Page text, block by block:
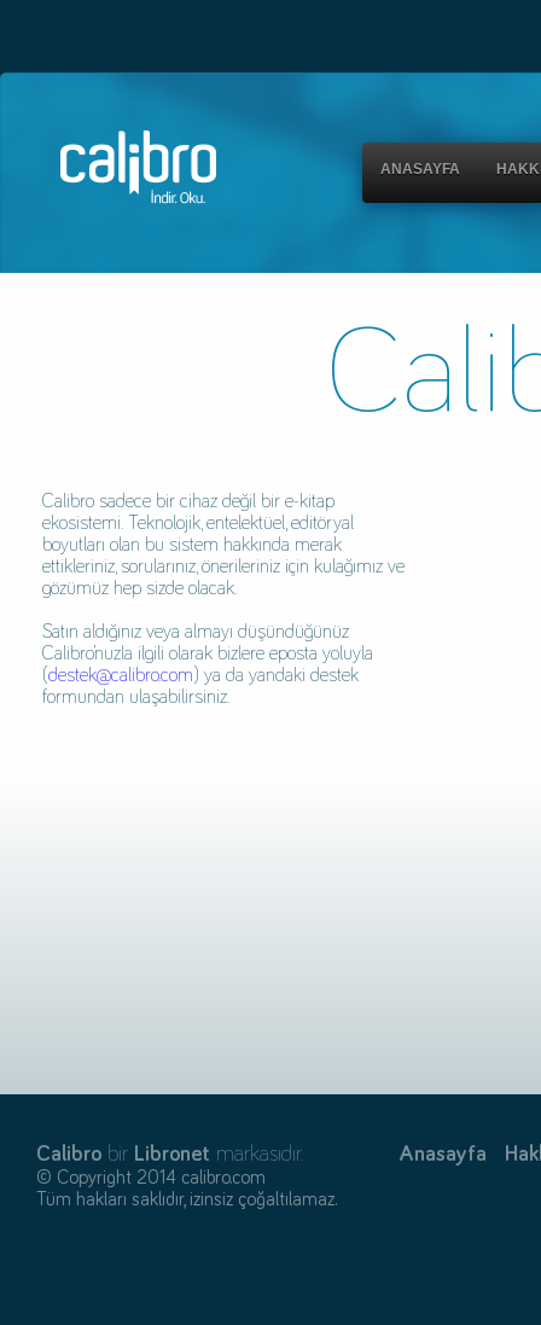
ANASAYFA
Calibro sadece bir cihaz değil bir e-kitap
ekosistemi. Teknolojik, entelektüel, editöryal
boyutları olan bu sistem hakkında merak
ettikleriniz, sorularınız, önerileriniz için kulağımız ve
gözümüz hep sizde olacak.
Satın aldığınız veya almayı düşündüğünüz
Calibro’nuzla ilgili olarak bizlere eposta yoluyla
(destek@calibro.com) ya da yandaki destek
formundan ulaşabilirsiniz.
Calibro bir Libronet markasıdır.
© Copyright 2014 calibro.com
Tüm hakları saklıdır, izinsiz çoğaltılamaz.
Anasayfa